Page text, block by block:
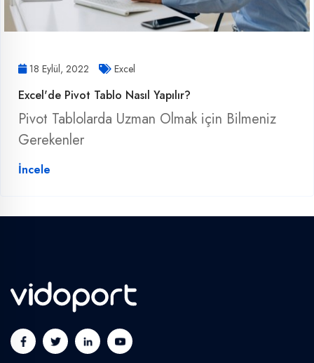
18 Eylül, 2022 Excel
Excel'de Pivot Tablo Nasıl Yapılır?
Pivot Tablolarda Uzman Olmak için Bilmeniz
Gerekenler
İncele